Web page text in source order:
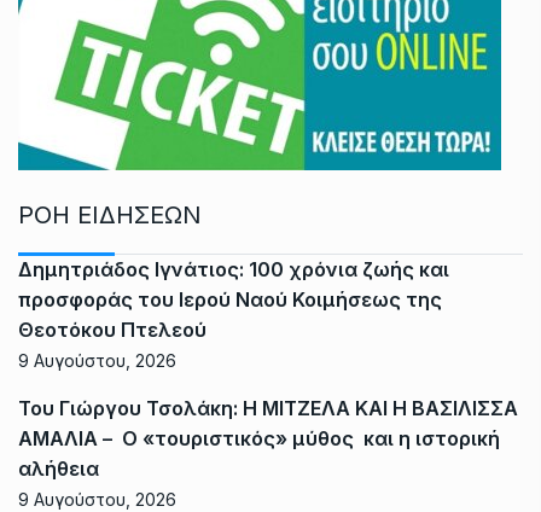
ΡΟΗ ΕΙΔΗΣΕΩΝ
Δημητριάδος Ιγνάτιος: 100 χρόνια ζωής και
προσφοράς του Ιερού Ναού Κοιμήσεως της
Θεοτόκου Πτελεού
9 Αυγούστου, 2026
Του Γιώργου Τσολάκη: Η ΜΙΤΖΕΛΑ ΚΑΙ Η ΒΑΣΙΛΙΣΣΑ
ΑΜΑΛΙΑ – Ο «τουριστικός» μύθος και η ιστορική
αλήθεια
9 Αυγούστου, 2026